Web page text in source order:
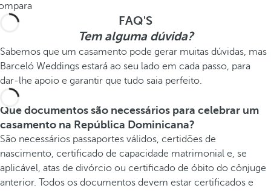
FAQ'S
Tem alguma dúvida?
Sabemos que um casamento pode gerar muitas dúvidas, mas
Barceló Weddings estará ao seu lado em cada passo, para
dar-lhe apoio e garantir que tudo saia perfeito.
Que documentos são necessários para celebrar um
casamento na República Dominicana?
São necessários passaportes válidos, certidões de
nascimento, certificado de capacidade matrimonial e, se
aplicável, atas de divórcio ou certificado de óbito do cônjuge
anterior. Todos os documentos devem estar certificados e